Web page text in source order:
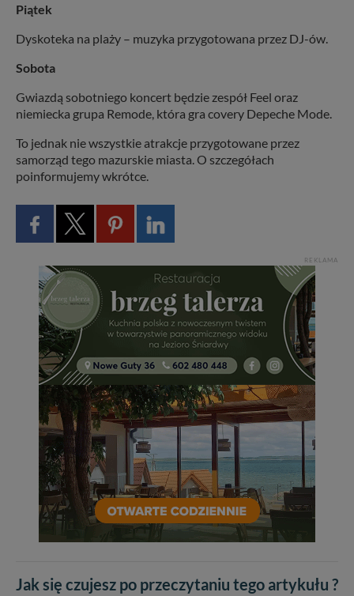
Piątek
Dyskoteka na plaży – muzyka przygotowana przez DJ-ów.
Sobota
Gwiazdą sobotniego koncert będzie zespół Feel oraz
niemiecka grupa Remode, która gra covery Depeche Mode.
To jednak nie wszystkie atrakcje przygotowane przez
samorząd tego mazurskie miasta. O szczegółach
poinformujemy wkrótce.
REKLAMA
Jak się czujesz po przeczytaniu tego artykułu ?